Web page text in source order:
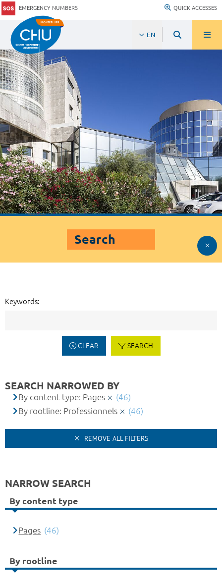
EMERGENCY NUMBERS QUICK ACCESSES
EN
Search
Keywords:
CLEAR SEARCH
SEARCH NARROWED BY
By content type: Pages
(46)
By rootline: Professionnels
(46)
REMOVE ALL FILTERS
NARROW SEARCH
By content type
Pages (46)
By rootline